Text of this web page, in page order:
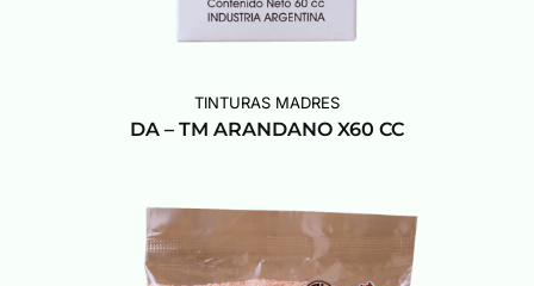
TINTURAS MADRES
DA – TM ARANDANO X60 CC